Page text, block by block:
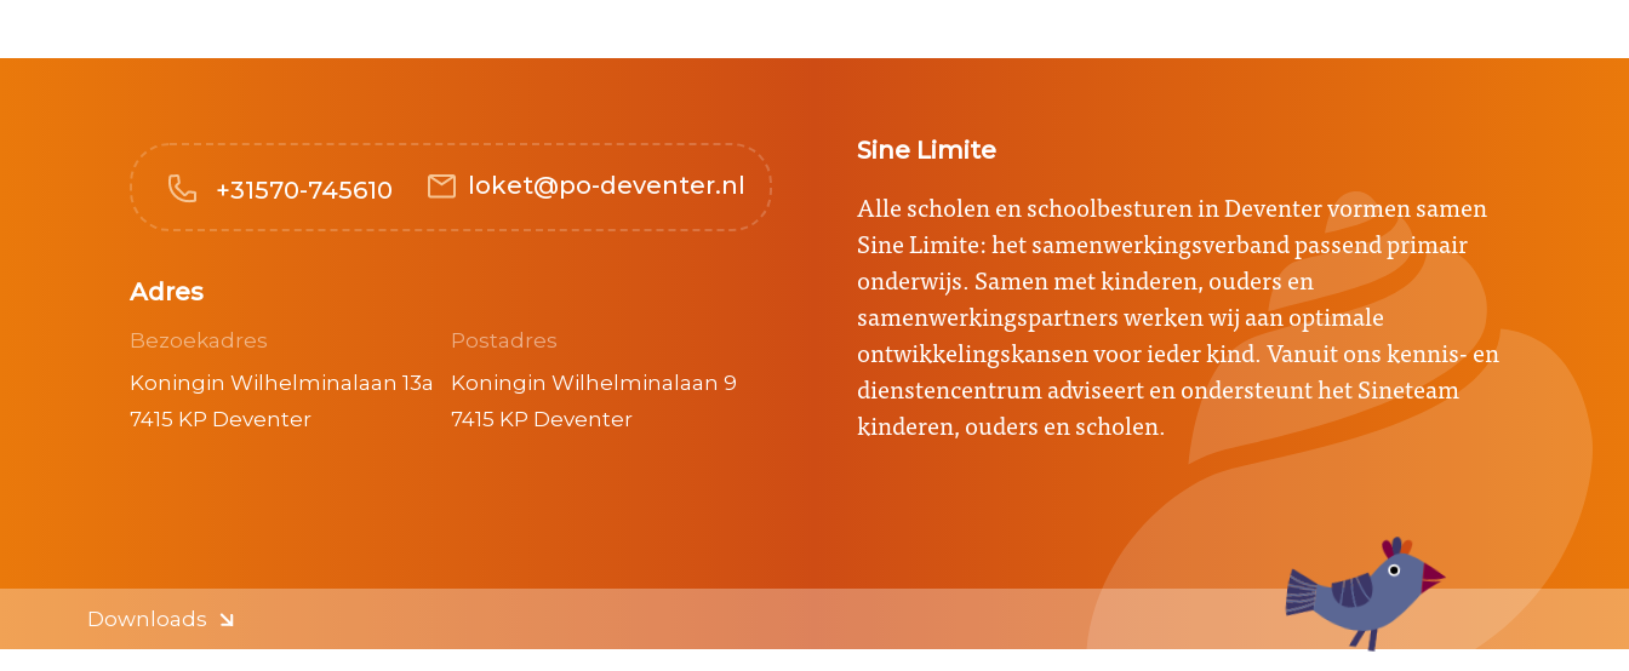
+31570-745610 loket@po-deventer.nl
Adres
Bezoekadres
Koningin Wilhelminalaan 13a
7415 KP Deventer
Postadres
Koningin Wilhelminalaan 9
7415 KP Deventer
Sine Limite
Alle scholen en schoolbesturen in Deventer vormen samen
Sine Limite: het samenwerkingsverband passend primair
onderwijs. Samen met kinderen, ouders en
samenwerkingspartners werken wij aan optimale
ontwikkelingskansen voor ieder kind. Vanuit ons kennis- en
dienstencentrum adviseert en ondersteunt het Sineteam
kinderen, ouders en scholen.
Downloads